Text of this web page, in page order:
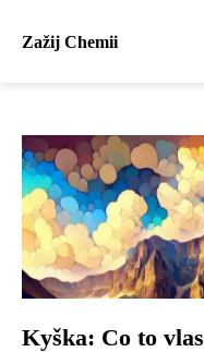
Zažij Chemii
Kyška: Co to